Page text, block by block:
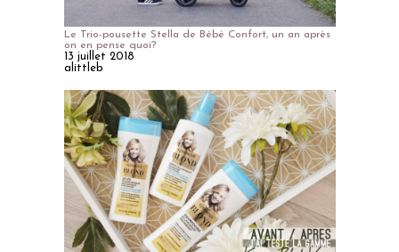
Le Trio-pousette Stella de Bébé Confort, un an après
on en pense quoi?
13 juillet 2018
alittleb